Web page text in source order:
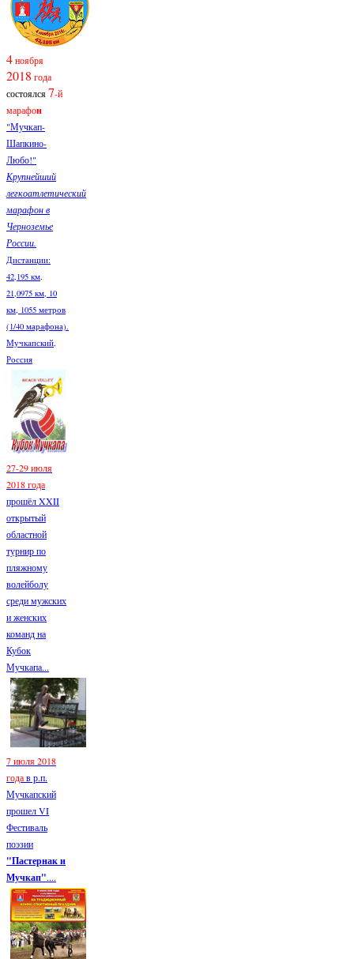
4ноября
2018 года
состоялся7-й
марафон
"Мучкап-
Шапкино-
Любо!"
Крупнейший
легкоатлетический
марафон в
Черноземье
России.
Дистанции:
42,195 км,
21,0975 км, 10
км, 1055 метров
(1/40 марафона).
Мучкапский,
Россия
27-29 июля
2018 года
прошёл XXII
открытый
областной
турнир по
пляжному
волейболу
среди мужских
и женских
команд на
Кубок
Мучкапа...
7 июля 2018
годав р.п.
Мучкапский
прошел VI
Фестиваль
поэзии
"Пастернак и
Мучкап"....